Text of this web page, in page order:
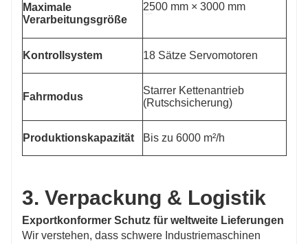
Maximale
Verarbeitungsgröße
2500 mm × 3000 mm
Kontrollsystem 18 Sätze Servomotoren
Fahrmodus
Starrer Kettenantrieb
(Rutschsicherung)
Produktionskapazität Bis zu 6000 m²/h
3. Verpackung & Logistik
Exportkonformer Schutz für weltweite Lieferungen
Wir verstehen, dass schwere Industriemaschinen